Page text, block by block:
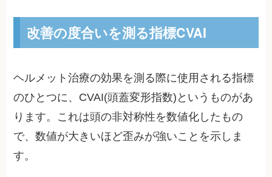
改善の度合いを測る指標CVAI
ヘルメット治療の効果を測る際に使用される指標
のひとつに、CVAI(頭蓋変形指数)というものがあ
ります。これは頭の非対称性を数値化したもの
で、数値が大きいほど歪みが強いことを示しま
す。